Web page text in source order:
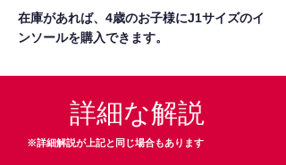
在庫があれば、4歳のお子様にJ1サイズのイ
ンソールを購入できます。
詳細な解説
※詳細解説が上記と同じ場合もあります